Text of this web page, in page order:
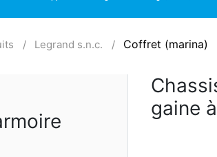
Legrand s.n.c. Coffret (marina)
gaine